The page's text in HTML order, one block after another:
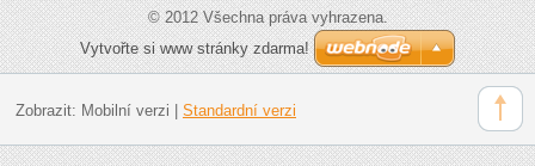
© 2012 Všechna práva vyhrazena.
Vytvořte si www stránky zdarma!
Zobrazit: Mobilní verzi Standardní verzi